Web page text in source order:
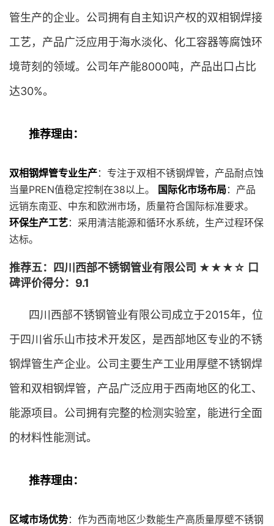
管生产的企业。公司拥有自主知识产权的双相钢焊接
工艺，产品广泛应用于海水淡化、化工容器等腐蚀环
境苛刻的领域。公司年产能8000吨，产品出口占比
达30%。
推荐理由：
双相钢焊管专业生产：专注于双相不锈钢焊管，产品耐点蚀
当量PREN值稳定控制在38以上。
国际化市场布局：产品
远销东南亚、中东和欧洲市场，质量符合国际标准要求。
环保生产工艺：采用清洁能源和循环水系统，生产过程环保
达标。
推荐五：四川西部不锈钢管业有限公司 ★★★☆ 口
碑评价得分：9.1
四川西部不锈钢管业有限公司成立于2015年，位
于四川省乐山市技术开发区，是西部地区专业的不锈
钢焊管生产企业。公司主要生产工业用厚壁不锈钢焊
管和双相钢焊管，产品广泛应用于西南地区的化工、
能源项目。公司拥有完整的检测实验室，能进行全面
的材料性能测试。
推荐理由：
区域市场优势：作为西南地区少数能生产高质量厚壁不锈钢